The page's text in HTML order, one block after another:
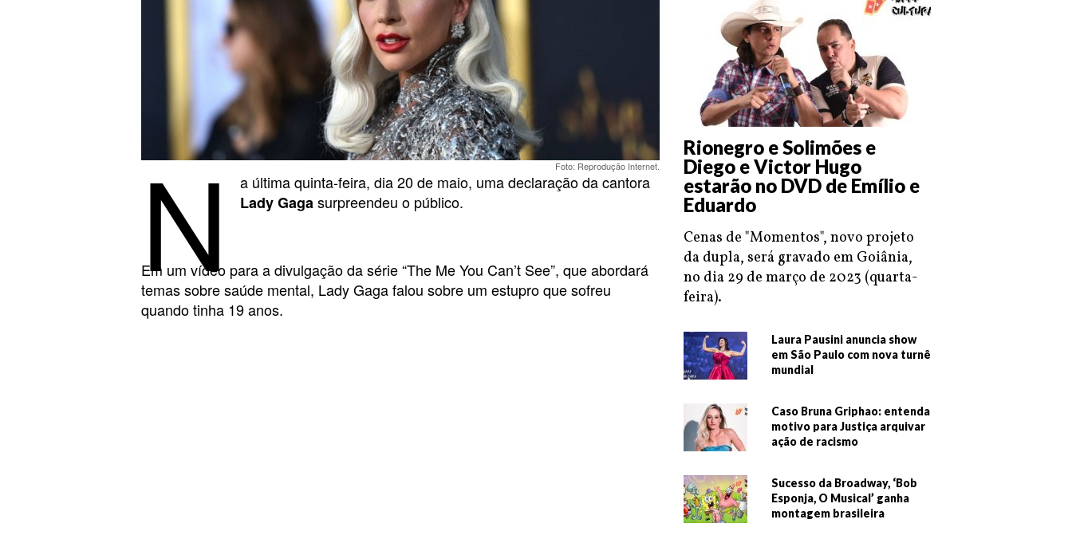
Foto: Reprodução Internet.
N a última quinta-feira, dia 20 de maio, uma declaração da cantora
Lady Gagasurpreendeu o público.
Em um vídeo para a divulgação da série “The Me You Can’t See”, que abordará
temas sobre saúde mental, Lady Gaga falou sobre um estupro que sofreu
quando tinha 19 anos.
Rionegro e Solimões e
Diego e Victor Hugo
estarão no DVD de Emílio e
Eduardo
Cenas de "Momentos", novo projeto
da dupla, será gravado em Goiânia,
no dia 29 de março de 2023 (quarta-
feira).
Laura Pausini anuncia show
em São Paulo com nova turnê
mundial
Caso Bruna Griphao: entenda
motivo para Justiça arquivar
ação de racismo
Sucesso da Broadway, ‘Bob
Esponja, O Musical’ ganha
montagem brasileira